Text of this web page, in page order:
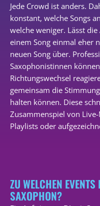
Jede Crowd ist anders.
konstant, welche Songs
welche weniger. Lässt
einem Song einmal eher
neuen Song über.
Saxophonistinnen
Richtungswechsel
gemeinsam die
halten können. Diese
Zusammenspiel von
Playlists oder
ZU WELCHEN
SAXOPHON?